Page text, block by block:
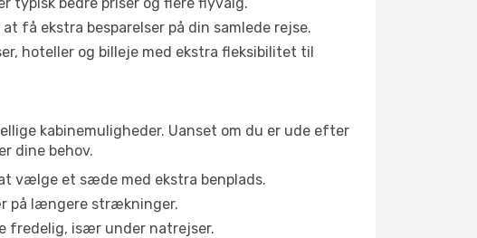
få ekstra besparelser på din samlede rejse.
hoteller og billeje med ekstra fleksibilitet til
kabinemuligheder. Uanset om du er ude efter
dine behov.
vælge et sæde med ekstra benplads.
på længere strækninger.
fredelig, især under natrejser.